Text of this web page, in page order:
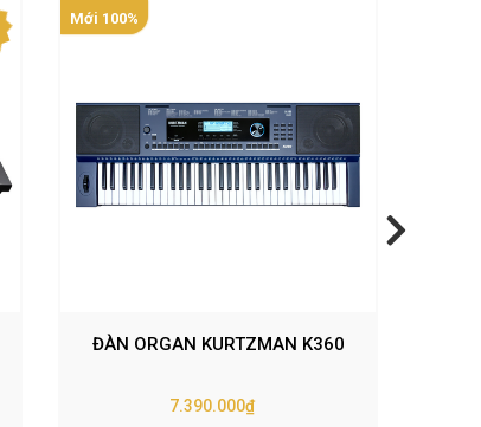
Mới 100%
ĐÀN ORGAN KURTZMAN K360
7.390.000₫